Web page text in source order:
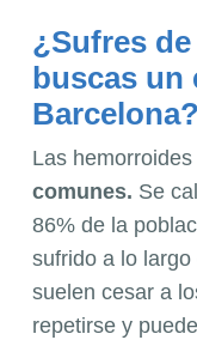
¿Sufres
buscas un
Barcelona?
Las
comunes. Se
86% de la
sufrido a lo
suelen cesar a
repetirse y